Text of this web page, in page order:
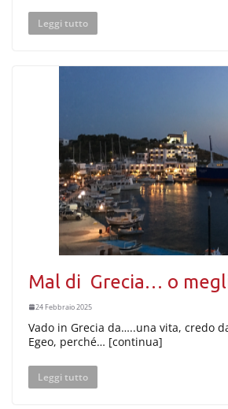
Leggi tutto
Mal di Grecia… o
24 Febbraio 2025
Vado in Grecia da…..una vita, credo
Egeo, perché… [continua]
Leggi tutto